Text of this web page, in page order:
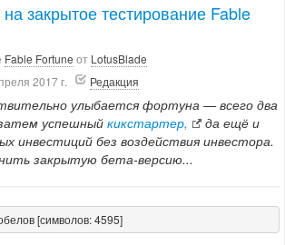
закрытое тестирование Fable
Fable Fortune от LotusBlade
2017 г. Редакция
улыбается фортуна — всего два
успешный кикстартер,
да ещё и
инвестиций без воздействия инвестора.
закрытую бета-версию...
[символов: 4595]